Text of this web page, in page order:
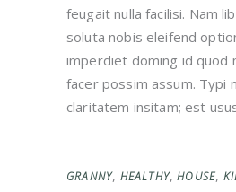
feugait nulla facilisi. Nam
soluta nobis eleifend
imperdiet doming id quod
facer possim assum. Typi
claritatem insitam; est
GRANNY, HEALTHY,HOUSE,